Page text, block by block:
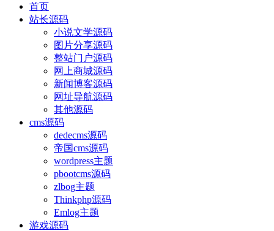
首页
站长源码
小说文学源码
图片分享源码
整站门户源码
网上商城源码
新闻博客源码
网址导航源码
其他源码
cms源码
dedecms源码
帝国cms源码
wordpress主题
pbootcms源码
zlbog主题
Thinkphp源码
Emlog主题
游戏源码